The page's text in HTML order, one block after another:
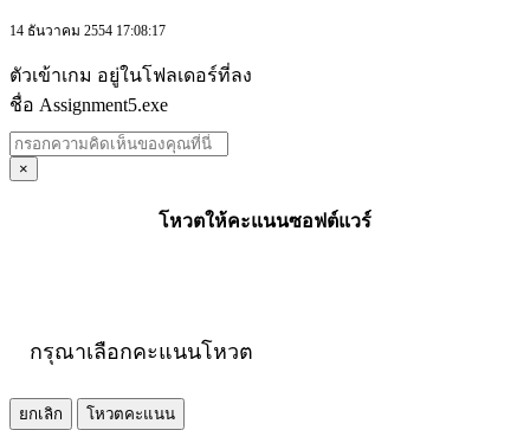
14 ธันวาคม 2554 17:08:17
ตัวเข้าเกม อยู่ในโฟลเดอร์ที่ลง
ชื่อ Assignment5.exe
×
โหวตให้คะแนนซอฟต์แวร์
กรุณาเลือกคะแนนโหวต
ยกเลิก
โหวตคะแนน